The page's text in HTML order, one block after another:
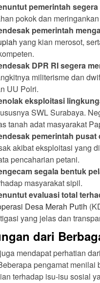
pemerintah
pokok dan
pemerintah
yang kian merosot,
DPR RI segera
militerisme dan
UU Polri.
eksploitasi
SWL Surabaya.
tanah adat masyarakat
pemerintah
akibat eksploitasi yang
pencaharian petani.
segala bentuk
masyarakat sipil.
evaluasi total
Desa Merah Putih
yang jelas dan
dari
mendapat perhatian
pengamat
terhadap isu-isu sosial